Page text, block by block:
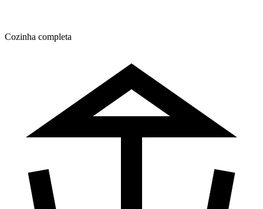
Cozinha completa